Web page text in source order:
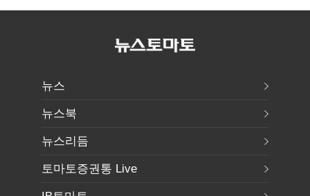
웨이브 합병도
1% 하락
플랫폼 핵심
뉴스
뉴스북
뉴스리듬
토마토증권통 Live